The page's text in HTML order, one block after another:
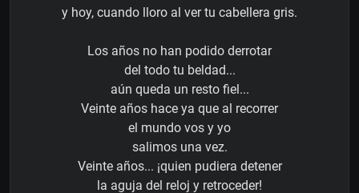
y hoy, cuando lloro al ver tu cabellera gris.
Los años no han podido derrotar
del todo tu beldad...
aún queda un resto fiel...
Veinte años hace ya que al recorrer
el mundo vos y yo
salimos una vez.
Veinte años... ¡quien pudiera detener
la aguja del reloj y retroceder!